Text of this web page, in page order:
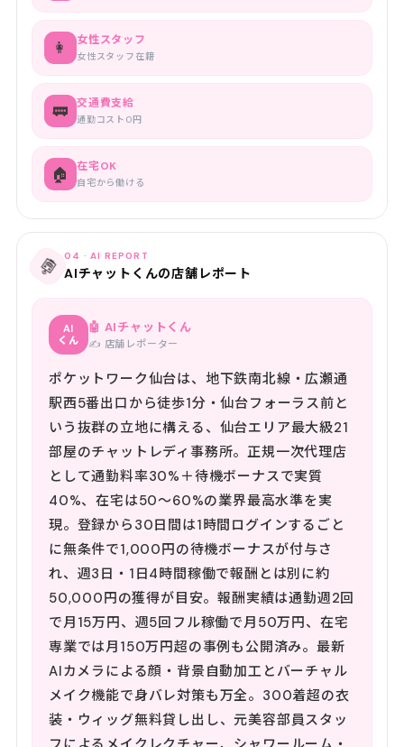
👩 女性スタッフ
女性スタッフ在籍
🚃 交通費支給
通勤コスト0円
🏠 在宅OK
自宅から働ける
🤖 04 · AI REPORT
AIチャットくんの店舗レポート
AI
くん
🤖 AIチャットくん
✍️ 店舗レポーター
ポケットワーク仙台は、地下鉄南北線・広瀬通
駅西5番出口から徒歩1分・仙台フォーラス前と
いう抜群の立地に構える、仙台エリア最大級21
部屋のチャットレディ事務所。正規一次代理店
として通勤料率30%＋待機ボーナスで実質
40%、在宅は50〜60%の業界最高水準を実
現。登録から30日間は1時間ログインするごと
に無条件で1,000円の待機ボーナスが付与さ
れ、週3日・1日4時間稼働で報酬とは別に約
50,000円の獲得が目安。報酬実績は通勤週2回
で月15万円、週5回フル稼働で月50万円、在宅
専業では月150万円超の事例も公開済み。最新
AIカメラによる顔・背景自動加工とバーチャル
メイク機能で身バレ対策も万全。300着超の衣
装・ウィッグ無料貸し出し、元美容部員スタッ